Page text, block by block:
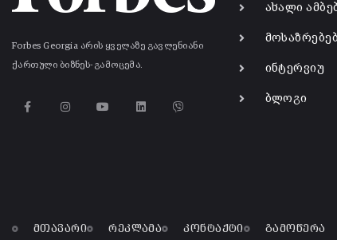
Forbes Georgia არის ყველაზე გავლენიანი
ქართული ბიზნეს-გამოცემა.
ახალი
ინტერვიუ
ბლოგი
მთავარი რეკლამა კონტაქტი გამოწერა